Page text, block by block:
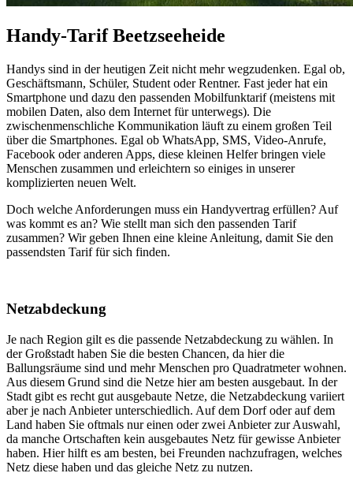
Handy-Tarif Beetzseeheide
Handys sind in der heutigen Zeit nicht mehr wegzudenken. Egal ob,
Geschäftsmann, Schüler, Student oder Rentner. Fast jeder hat ein
Smartphone und dazu den passenden Mobilfunktarif (meistens mit
mobilen Daten, also dem Internet für unterwegs). Die
zwischenmenschliche Kommunikation läuft zu einem großen Teil
über die Smartphones. Egal ob WhatsApp, SMS, Video-Anrufe,
Facebook oder anderen Apps, diese kleinen Helfer bringen viele
Menschen zusammen und erleichtern so einiges in unserer
komplizierten neuen Welt.
Doch welche Anforderungen muss ein Handyvertrag erfüllen? Auf
was kommt es an? Wie stellt man sich den passenden Tarif
zusammen? Wir geben Ihnen eine kleine Anleitung, damit Sie den
passendsten Tarif für sich finden.
Netzabdeckung
Je nach Region gilt es die passende Netzabdeckung zu wählen. In
der Großstadt haben Sie die besten Chancen, da hier die
Ballungsräume sind und mehr Menschen pro Quadratmeter wohnen.
Aus diesem Grund sind die Netze hier am besten ausgebaut. In der
Stadt gibt es recht gut ausgebaute Netze, die Netzabdeckung variiert
aber je nach Anbieter unterschiedlich. Auf dem Dorf oder auf dem
Land haben Sie oftmals nur einen oder zwei Anbieter zur Auswahl,
da manche Ortschaften kein ausgebautes Netz für gewisse Anbieter
haben. Hier hilft es am besten, bei Freunden nachzufragen, welches
Netz diese haben und das gleiche Netz zu nutzen.